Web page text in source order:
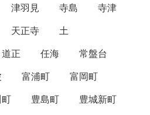
津羽見 寺島
寺津
天正寺
土
道正 任海
常盤台
富浦町
富岡町
豊島町
豊城新町